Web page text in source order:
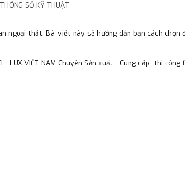
THÔNG SỐ KỸ THUẬT
thất. Bài viết này sẽ hướng dẫn bạn cách chọn
LUX VIỆT NAM Chuyên Sản xuất - Cung cấp- thi